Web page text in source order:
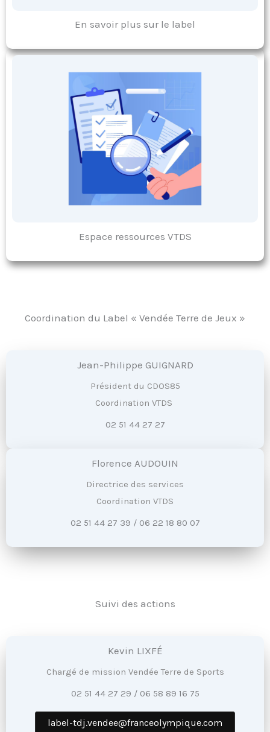
En savoir plus sur le label
Espace ressources VTDS
Coordination du Label « Vendée Terre de Jeux »
Jean-Philippe GUIGNARD
Président du CDOS85
Coordination VTDS
02 51 44 27 27
Florence AUDOUIN
Directrice des services
Coordination VTDS
02 51 44 27 39 / 06 22 18 80 07
Suivi des actions
Kevin LIXFÉ
Chargé de mission Vendée Terre de Sports
02 51 44 27 29 / 06 58 89 16 75
label-tdj.vendee@franceolympique.com